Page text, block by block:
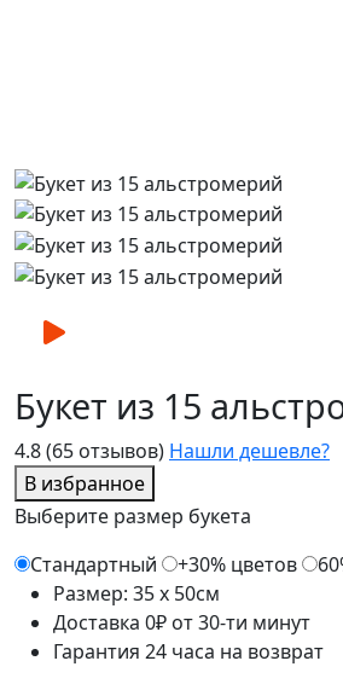
4.8(65 отзывов) Нашли дешевле?
В избранное
Букет из 15
Выберите размер букета
Стандартный
+30% цветов
Размер: 35 x 50см
Доставка 0₽ от 30-ти минут
Гарантия 24 часа на возврат